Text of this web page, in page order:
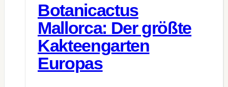
Botanicactus
Mallorca: Der größte
Kakteengarten
Europas